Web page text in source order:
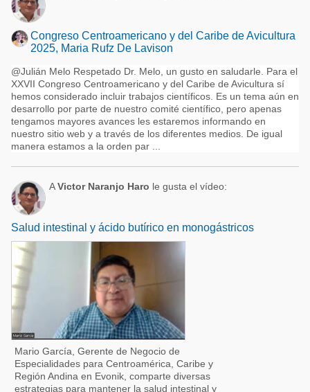
Congreso Centroamericano y del Caribe de Avicultura
2025, Maria Rufz De Lavison
@Julián Melo Respetado Dr. Melo, un gusto en saludarle. Para el
XXVII Congreso Centroamericano y del Caribe de Avicultura sí
hemos considerado incluir trabajos científicos. Es un tema aún en
desarrollo por parte de nuestro comité científico, pero apenas
tengamos mayores avances les estaremos informando en
nuestro sitio web y a través de los diferentes medios. De igual
manera estamos a la orden par ...
AVictor Naranjo Haro le gusta el vídeo:
Salud intestinal y ácido butírico en monogástricos
Mario García, Gerente de Negocio de
Especialidades para Centroamérica, Caribe y
Región Andina en Evonik, comparte diversas
estrategias para mantener la salud intestinal y